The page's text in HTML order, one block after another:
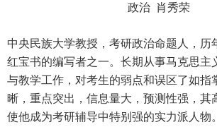
政治 肖秀荣
中央民族大学教授，考研政治命题人，历
红宝书的编写者之一。长期从事马克思主
与教学工作，对考生的弱点和误区了如指
晰，重点突出，信息量大，预测性强，其
使他成为考研辅导中特别强的实力派人物。